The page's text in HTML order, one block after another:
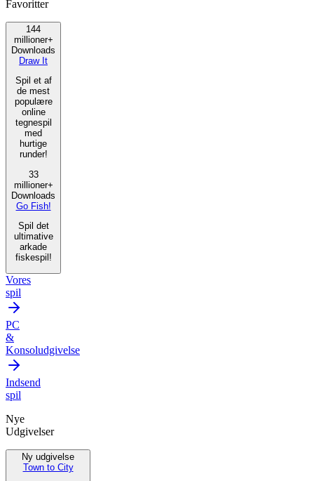
Favoritter
144
millioner+
Downloads
Draw It
Spil et af
de mest
populære
online
tegnespil
med
hurtige
runder!
33
millioner+
Downloads
Go Fish!
Spil det
ultimative
arkade
fiskespil!
Vores
spil
PC
&
Konsoludgivelse
Indsend
spil
Nye
Udgivelser
Ny udgivelse
Town to City